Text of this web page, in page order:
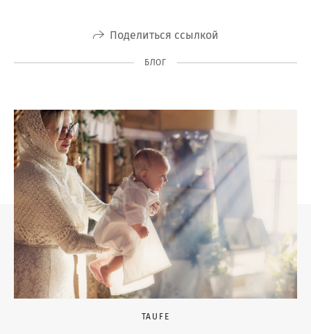
Поделиться ссылкой
БЛОГ
TAUFE